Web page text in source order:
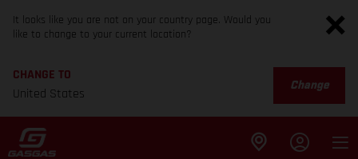
It looks like you are not on your country page. Would you
like to change to your current location?
CHANGE TO
United States
Change